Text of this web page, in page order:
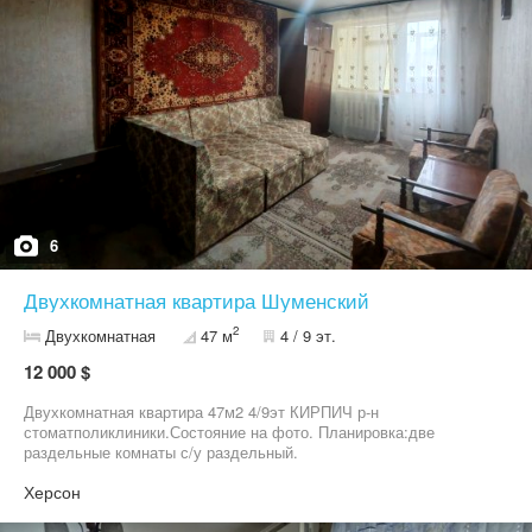
ремонт под себя. Звоните — с радостью покажем!
6
Двухкомнатная квартира Шуменский
Двухкомнатная 47 м2 4 / 9 эт.
12 000 $
Двухкомнатная квартира 47м2 4/9эт КИРПИЧ р-н
стоматполиклиники.Состояние на фото. Планировка:две
раздельные комнаты с/у раздельный.
Херсон